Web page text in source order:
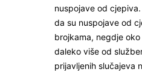
nuspojave od
da su nuspojave od
brojkama, negdje
daleko više od
prijavljenih slučajeva